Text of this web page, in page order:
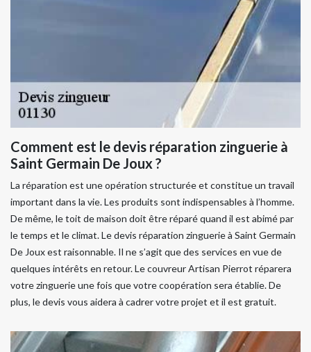
Comment est le devis réparation zinguerie à
Saint Germain De Joux ?
La réparation est une opération structurée et constitue un travail
important dans la vie. Les produits sont indispensables à l’homme.
De même, le toit de maison doit être réparé quand il est abimé par
le temps et le climat. Le devis réparation zinguerie à Saint Germain
De Joux est raisonnable. Il ne s’agit que des services en vue de
quelques intérêts en retour. Le couvreur Artisan Pierrot réparera
votre zinguerie une fois que votre coopération sera établie. De
plus, le devis vous aidera à cadrer votre projet et il est gratuit.